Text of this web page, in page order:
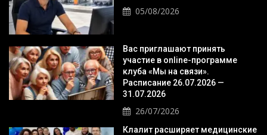
05/08/2026
Вас приглашают принять
участие в online-программе
клуба «Мы на связи».
Расписание 26.07.2026 —
31.07.2026
26/07/2026
Клалит расширяет медицинские